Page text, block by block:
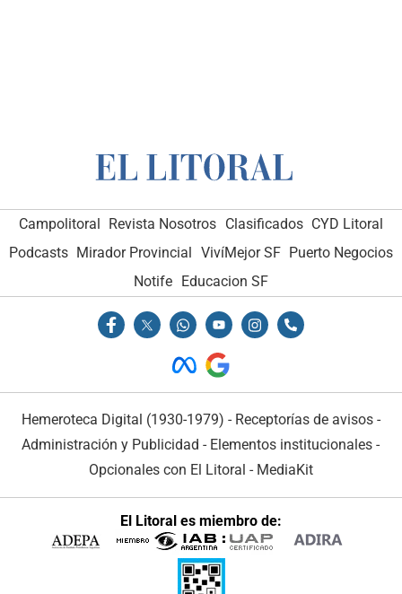
Campolitoral Revista Nosotros Clasificados CYD Litoral
Podcasts Mirador Provincial VivíMejor SF Puerto Negocios
Notife Educacion SF
Hemeroteca Digital (1930-1979) - Receptorías de avisos -
Administración y Publicidad - Elementos institucionales -
Opcionales con El Litoral - MediaKit
El Litoral es miembro de: